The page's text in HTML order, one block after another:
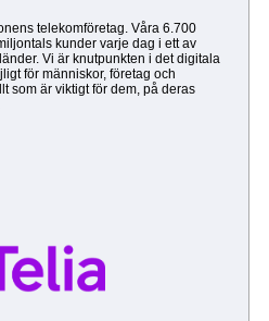
telekomföretag. Våra 6.700
kunder varje dag i ett av
Vi är knutpunkten i det digitala
för människor, företag och
som är viktigt för dem, på deras